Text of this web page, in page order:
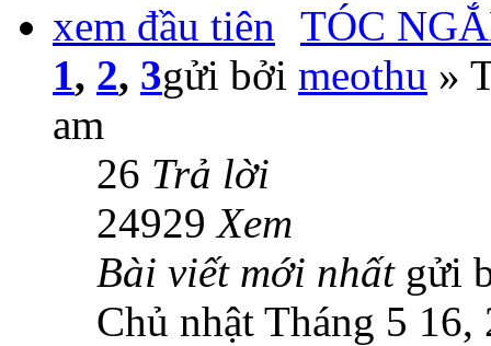
TÓC
1, 2, 3gửi bởi meothu »
am
26 Trả lời
24929Xem
Bài viết mới nhất gửi
Chủ nhật Tháng 5 16,